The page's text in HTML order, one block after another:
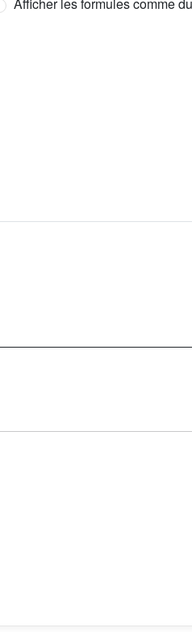
Afficher les formules comme